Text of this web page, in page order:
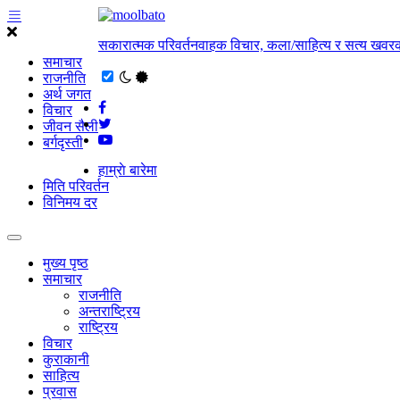
समाचार
राजनीति
अर्थ जगत
विचार
जीवन सैली
बर्गदृस्ती
सकारात्मक परिवर्तनवाहक विचार, कला/साहित्य र सत्य
हाम्राे बारेमा
मिति परिवर्तन
विनिमय दर
मुख्य पृष्ठ
समाचार
राजनीति
अन्तराष्ट्रिय
राष्ट्रिय
विचार
कुराकानी
साहित्य
प्रवास